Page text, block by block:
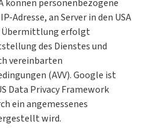
können personenbezogene
Adresse, an Server in den USA
erfolgt
des Dienstes und
vereinbarten
(AVV). Google ist
Data Privacy Framework
ein angemessenes
wird.